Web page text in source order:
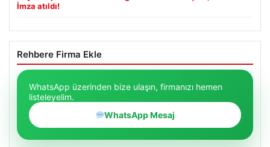
İmza atıldı!
Rehbere Firma Ekle
WhatsApp üzerinden bize ulaşın, firmanızı hemen
listeleyelim.
WhatsApp Mesaj